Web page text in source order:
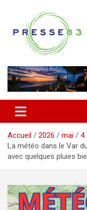
contenu
Presse 83
Accueil 2026 mai 4
La météo dans le Var
avec quelques pluies